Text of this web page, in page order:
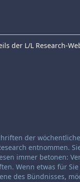
der L/L Research-
der
entnommen.
immer betonen:
Wenn etwas für
des Bündnisses,